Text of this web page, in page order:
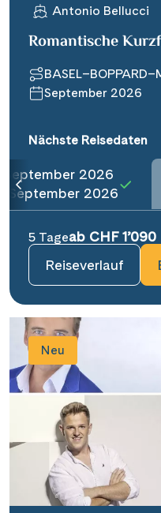
Antonio Bellucci
Romantische
September 2026
Nächste Reisedaten
September 2026
September 2026
5 Tageab CHF 1’090
Reiseverlauf
Neu